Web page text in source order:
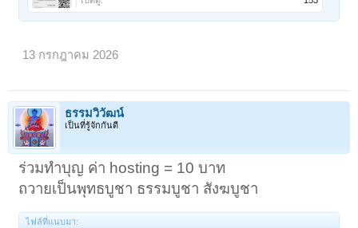
13 กรกฎาคม 2026
ธรรมวิวัฒน์
เป็นที่รู้จักกันดี
ร่วมทำบุญ ค่า hosting = 10 บาท
ถวายเป็นพุทธบูชา ธรรมบูชา สังฆบูชา
ไฟล์ที่แนบมา: